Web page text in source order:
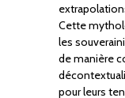
Cette
les
de manière
pour leurs